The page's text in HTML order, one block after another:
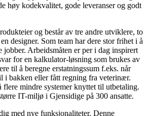
høy kodekvalitet, gode leveranser og godt
og består av tre andre utviklere, to
designer. Som team har dere stor frihet i å
jobber. Arbeidsmåten er per i dag inspirert
for en kalkulator-løsning som brukes av
til å beregne erstatningssum f.eks. når
i bakken eller fått regning fra veterinær.
flere mindre systemer knyttet til utbetaling.
IT-miljø i Gjensidige på 300 ansatte.
med nye funksjonaliteter. Denne